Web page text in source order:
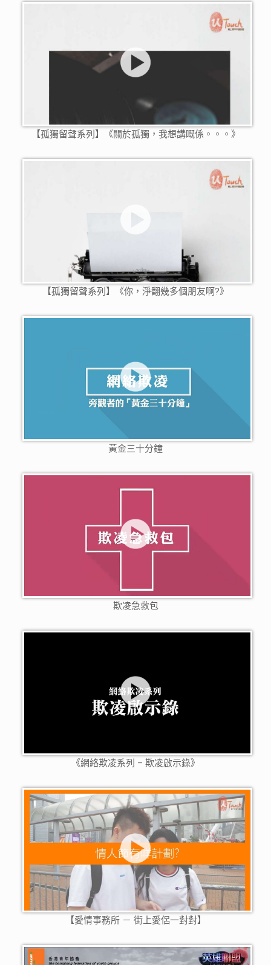
【孤獨留聲系列】《關於孤獨，我想講嘅係。。。》
【孤獨留聲系列】 《你，淨翻幾多個朋友啊?》
黃金三十分鐘
欺凌急救包
《網絡欺凌系列 – 欺凌啟示錄》
【愛情事務所 － 街上愛侶一對對】